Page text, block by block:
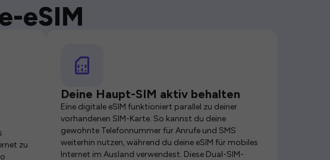
eSIM
zu
Deine Haupt-SIM aktiv behalten
Eine digitale eSIM funktioniert parallel zu deiner
vorhandenen SIM-Karte. So kannst du deine
gewohnte Telefonnummer für Anrufe und SMS
weiterhin nutzen, während du deine eSIM für mobiles
Internet im Ausland verwendest. Diese Dual-SIM-